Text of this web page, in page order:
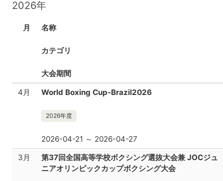
2026年
月 名称
カテゴリ
大会期間
4月
World Boxing Cup-Brazil2026
2026年度
2026-04-21 ～ 2026-04-27
3月
第37回全国高等学校ボクシング選抜大会兼 JOCジュ
ニアオリンピックカップボクシング大会